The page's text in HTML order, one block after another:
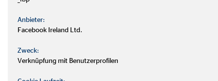
Anbieter:
Facebook Ireland Ltd.
Zweck:
Verknüpfung mit Benutzerprofilen